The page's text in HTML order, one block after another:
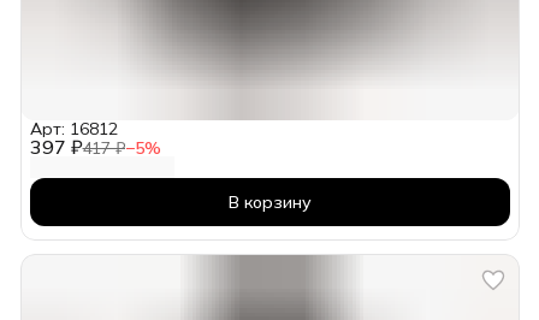
397 ₽417 ₽−5%
Арт: 16812
В корзину